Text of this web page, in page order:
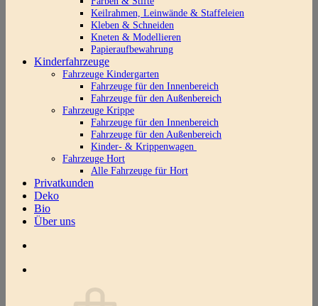
Keilrahmen, Leinwände & Staffeleien
Kleben & Schneiden
Kneten & Modellieren
Papieraufbewahrung
Kinderfahrzeuge
Fahrzeuge Kindergarten
Fahrzeuge für den Innenbereich
Fahrzeuge für den Außenbereich
Fahrzeuge Krippe
Fahrzeuge für den Innenbereich
Fahrzeuge für den Außenbereich
Kinder- & Krippenwagen
Fahrzeuge Hort
Alle Fahrzeuge für Hort
Privatkunden
Deko
Bio
Über uns